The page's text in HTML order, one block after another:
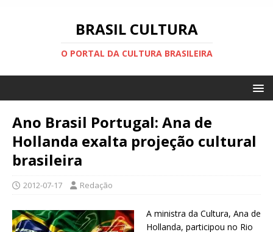
BRASIL CULTURA
O PORTAL DA CULTURA BRASILEIRA
Ano Brasil Portugal: Ana de
Hollanda exalta projeção cultural
brasileira
2012-07-17 Redação
A ministra da Cultura, Ana de
Hollanda, participou no Rio